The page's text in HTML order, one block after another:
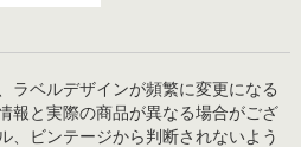
ラベルデザインが頻繁に変更になる
報と実際の商品が異なる場合がござ
、ビンテージから判断されないよう